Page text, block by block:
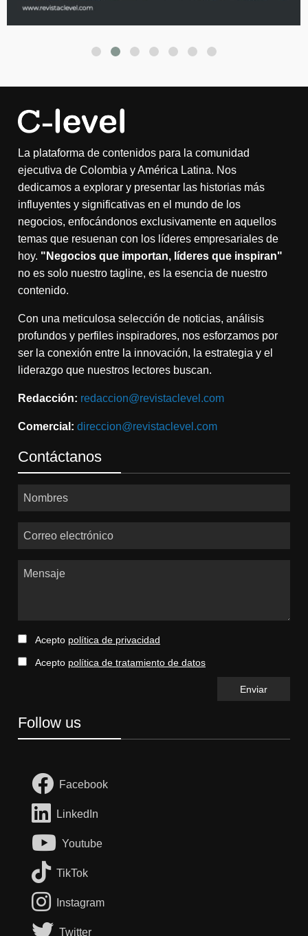
La plataforma de contenidos para la comunidad
ejecutiva de Colombia y América Latina. Nos
dedicamos a explorar y presentar las historias más
influyentes y significativas en el mundo de los
negocios, enfocándonos exclusivamente en aquellos
temas que resuenan con los líderes empresariales de
hoy. "Negocios que importan, líderes que inspiran"
no es solo nuestro tagline, es la esencia de nuestro
contenido.
Con una meticulosa selección de noticias, análisis
profundos y perfiles inspiradores, nos esforzamos por
ser la conexión entre la innovación, la estrategia y el
liderazgo que nuestros lectores buscan.
Redacción: redaccion@revistaclevel.com
Comercial: direccion@revistaclevel.com
Contáctanos
Nombres
Correo electrónico
Mensaje
Acepto política de privacidad
Acepto política de tratamiento de datos
Follow us
Facebook
LinkedIn
Youtube
TikTok
Instagram
Twitter